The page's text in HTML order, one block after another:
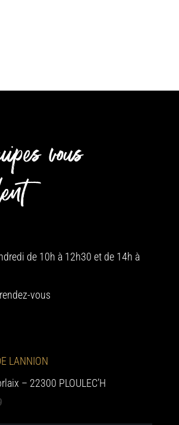
vous
de 10h à 12h30 et de 14h à
vous
LANNION
– 22300 PLOULEC’H